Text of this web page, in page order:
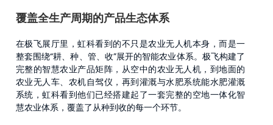
覆盖全生产周期的产品生态体系
在极飞展厅里，虹科看到的不只是农业无人机本身，而是一
整套围绕“耕、种、管、收”展开的智能农业体系。极飞构建了
完整的智慧农业产品矩阵，从空中的农业无人机，到地面的
农业无人车、农机自驾仪，再到灌溉与水肥系统能水肥灌溉
系统，虹科看到他们已经搭建起了一套完整的空地一体化智
慧农业体系，覆盖了从种到收的每一个环节。